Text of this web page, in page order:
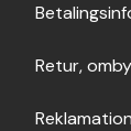
Retur,
Reklamation